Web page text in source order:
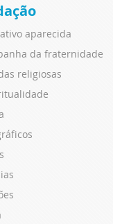
aparecida
da fraternidade
religiosas